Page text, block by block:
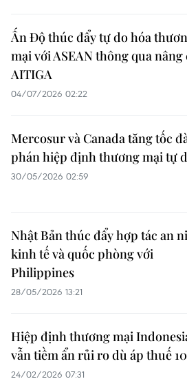
Ấn Độ thúc đẩy tự do hóa
mại với ASEAN thông qua nâng
AITIGA
04/07/2026 02:22
Mercosur và Canada tăng tốc
phán hiệp định thương mại tự
30/05/2026 02:59
Nhật Bản thúc đẩy hợp tác an
kinh tế và quốc phòng với
Philippines
28/05/2026 13:21
Hiệp định thương mại
vẫn tiềm ẩn rủi ro dù áp thuế
24/02/2026 07:31